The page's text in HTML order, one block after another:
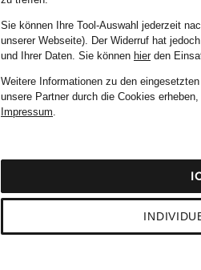
Sie können Ihre Tool-Auswahl jederzeit
unserer Webseite). Der Widerruf hat
und Ihrer Daten. Sie können hierden
Weitere Informationen zu den
unsere Partner durch die Cookies
Impressum.